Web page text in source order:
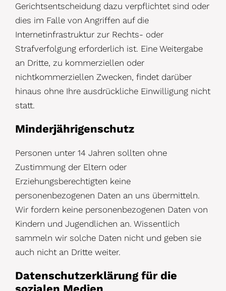
Gerichtsentscheidung dazu verpflichtet sind oder
dies im Falle von Angriffen auf die
Internetinfrastruktur zur Rechts- oder
Strafverfolgung erforderlich ist. Eine Weitergabe
an Dritte, zu kommerziellen oder
nichtkommerziellen Zwecken, findet darüber
hinaus ohne Ihre ausdrückliche Einwilligung nicht
statt.
Minderjährigenschutz
Personen unter 14 Jahren sollten ohne
Zustimmung der Eltern oder
Erziehungsberechtigten keine
personenbezogenen Daten an uns übermitteln.
Wir fordern keine personenbezogenen Daten von
Kindern und Jugendlichen an. Wissentlich
sammeln wir solche Daten nicht und geben sie
auch nicht an Dritte weiter.
Datenschutzerklärung für die